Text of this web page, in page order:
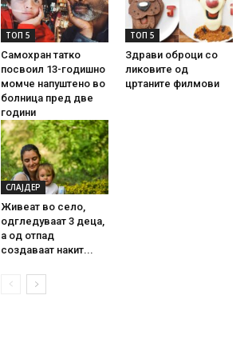
ТОП 5
Самохран татко
посвоил 13-годишно
момче напуштено во
болница пред две
години
ТОП 5
Здрави оброци со
ликовите од
цртаните филмови
СЛАЈДЕР
Живеат во село,
одгледуваат 3 деца,
а од отпад
создаваат накит...